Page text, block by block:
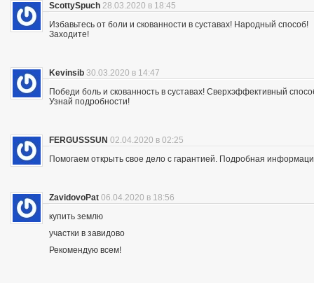
ScottySpuch 28.03.2020 в 18:45
Избавьтесь от боли и скованности в суставах! Народный способ!
Заходите!
Kevinsib 30.03.2020 в 14:47
Победи боль и скованность в суставах! Сверхэффективный
Узнай подробности!
FERGUSSSUN 02.04.2020 в 02:25
Помогаем открыть свое дело с гарантией. Подробная
ZavidovoPat 06.04.2020 в 18:56
купить землю
участки в завидово
Рекомендую всем!